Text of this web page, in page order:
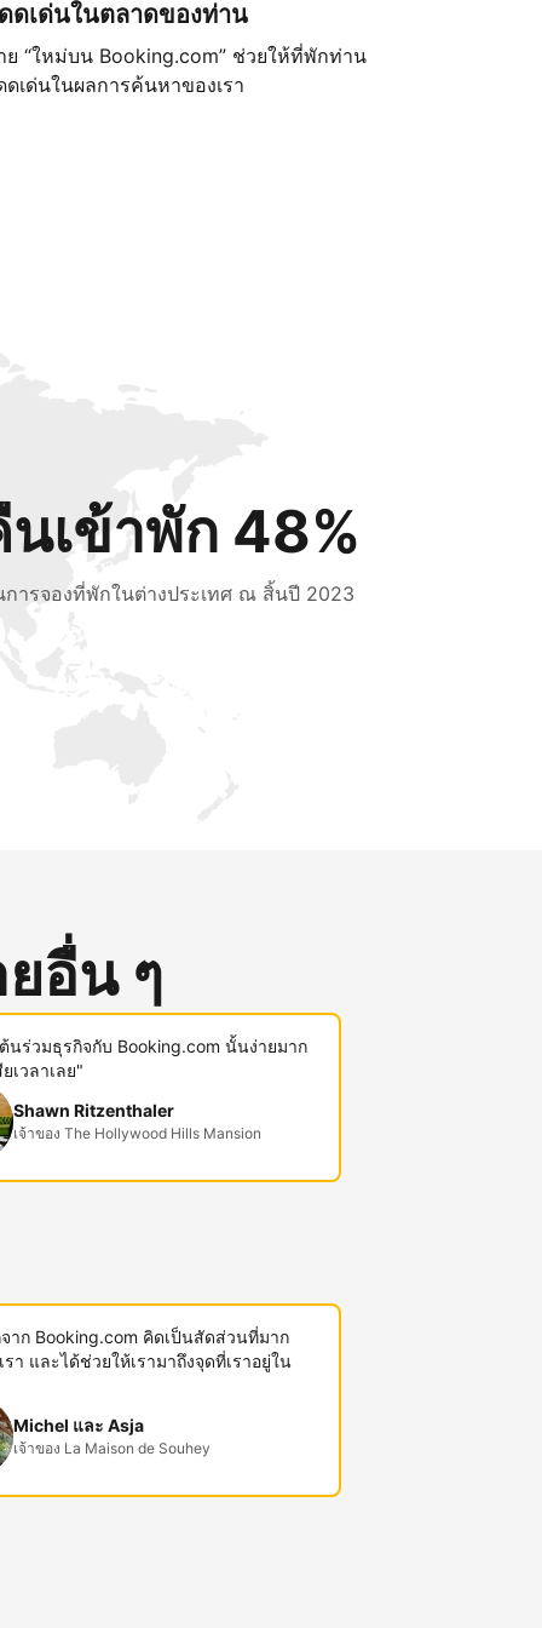
ดเด่นในตลาดของท่าน
ย “ใหม่บน Booking.com” ช่วยให้ที่พักท่าน
ดเด่นในผลการค้นหาของเรา
เข้าพัก 48%
การจองที่พักในต่างประเทศ ณ สิ้นปี 2023
อื่น ๆ
นร่วมธุรกิจกับ Booking.com นั้นง่ายมาก
เวลาเลย"
Shawn Ritzenthaler
เจ้าของ The Hollywood Hills Mansion
าก Booking.com คิดเป็นสัดส่วนที่มาก
า และได้ช่วยให้เรามาถึงจุดที่เราอยู่ใน
Michel และ Asja
เจ้าของ La Maison de Souhey